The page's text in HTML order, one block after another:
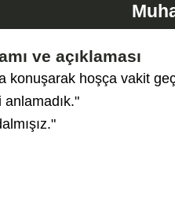
ve açıklaması
konuşarak hoşça vakit
anlamadık."